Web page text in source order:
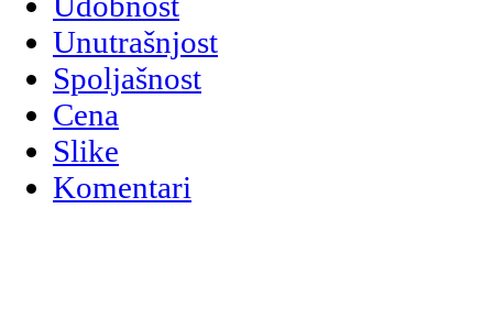
Unutrašnjost
Spoljašnost
Cena
Slike
Komentari